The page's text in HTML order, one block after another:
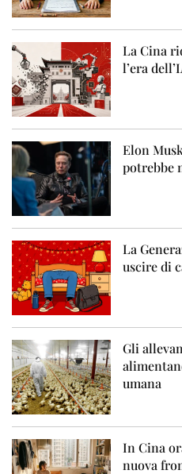
La Cina
l’era
Elon
potrebbe
La
uscire di
Gli
umana
In Cina
nuova